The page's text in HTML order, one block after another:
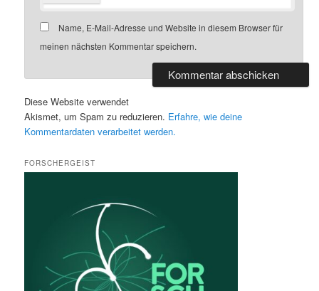
Name, E-Mail-Adresse und Website in diesem Browser für
meinen nächsten Kommentar speichern.
Diese Website verwendet
Akismet, um Spam zu reduzieren. Erfahre, wie deine
Kommentardaten verarbeitet werden.
FORSCHERGEIST